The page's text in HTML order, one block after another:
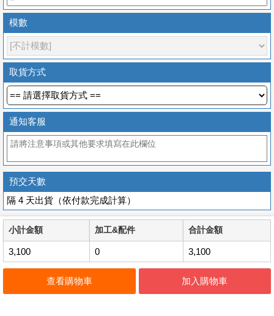
模數
取貨方式
通知客服
預交天數
隔 4 天出貨（依付款完成計算）
小計金額 加工&配件 合計金額
3,100 0 3,100
查看購物車 加入購物車